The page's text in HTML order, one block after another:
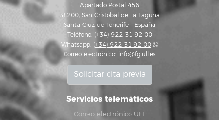
Apartado Postal 456
38200, San Cristóbal de La Laguna
Santa Cruz de Tenerife - España
Teléfono: (+34) 922 31 92 00
Whatsapp: (+34) 922 31 92 00
Correo electrónico: info@fg.ull.es
Solicitar cita previa
Servicios telemáticos
Correo electrónico ULL